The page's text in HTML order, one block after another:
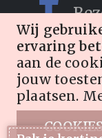
Wij
ervaring
aan de
jouw
plaatsen.
© 2026 Anita's